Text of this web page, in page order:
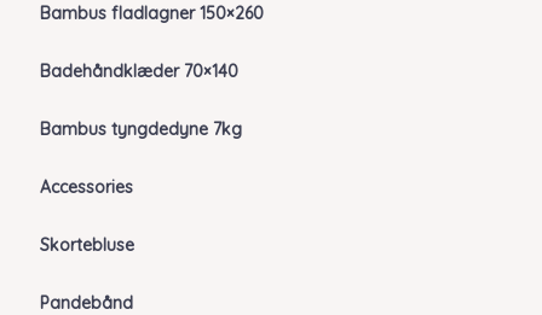
Bambus fladlagner 150×260
Badehåndklæder 70×140
Bambus tyngdedyne 7kg
Accessories
Skortebluse
Pandebånd